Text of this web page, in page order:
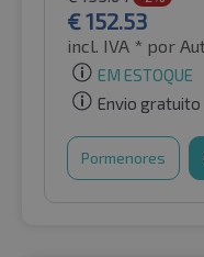
€152.53
incl. IVA * por
EM ESTOQUE
Envio gratuito
Pormenores